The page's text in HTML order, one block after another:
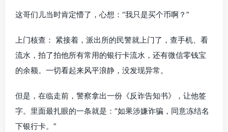
这哥们儿当时肯定懵了，心想：“我只是买个币啊？”
上门核查： 紧接着，派出所的民警就上门了，查手机、看
流水，拍了拍他所有常用的银行卡流水，还有微信零钱宝
的余额。一切看起来风平浪静，没发现异常。
但是，在临走前，警察拿出一份《反诈告知书》，让他签
字。里面最扎眼的一条就是：“如果涉嫌诈骗，同意冻结名
下银行卡。”